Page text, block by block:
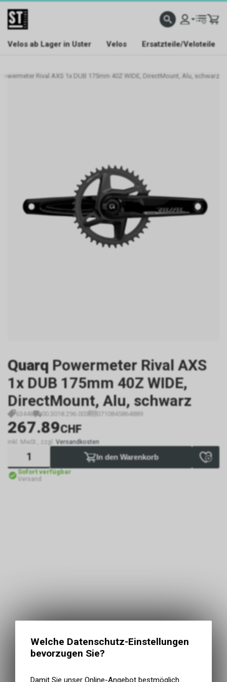
Velos ab Lager in Uster Velos Ersatzteile/Veloteile
Rival AXS 1x DUB 175mm 40Z WIDE, DirectMount, Alu, schwarz
Quarq Powermeter Rival AXS
1x DUB 175mm 40Z WIDE,
DirectMount, Alu, schwarz
63448 00.3018.296.003 0710845864889
267.89CHF
inkl. MwSt., zzgl. Versandkosten
In den Warenkorb
Sofort verfügbar
Versand
Welche Datenschutz-Einstellungen
bevorzugen Sie?
Damit Sie unser Online-Angebot bestmöglich